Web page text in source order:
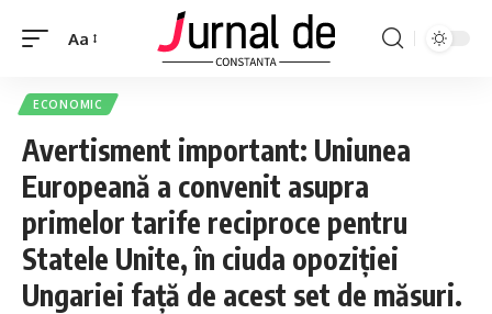
Aa
ECONOMIC
Avertisment important: Uniunea
Europeană a convenit asupra
primelor tarife reciproce pentru
Statele Unite, în ciuda opoziției
Ungariei față de acest set de măsuri.